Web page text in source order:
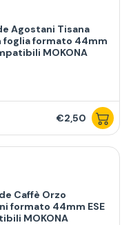
Agostani Tisana
foglia formato 44mm
MOKONA
€2,50
Caffè Orzo
formato 44mm ESE
MOKONA